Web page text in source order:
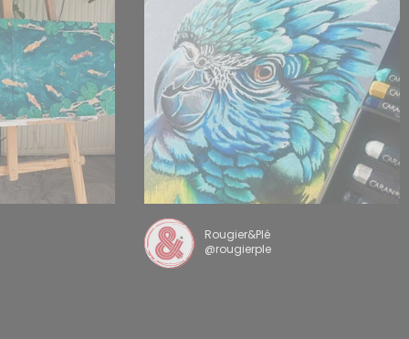
Rougier&Plé
@rougierple